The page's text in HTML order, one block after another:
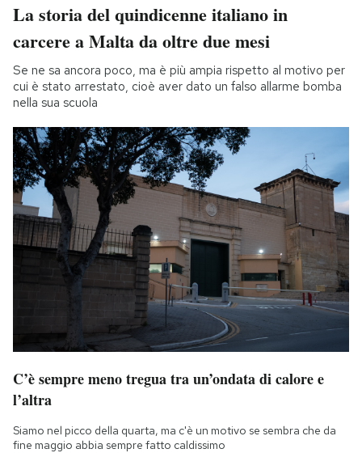
La storia del quindicenne italiano in
carcere a Malta da oltre due mesi
Se ne sa ancora poco, ma è più ampia rispetto al motivo per
cui è stato arrestato, cioè aver dato un falso allarme bomba
nella sua scuola
C’è sempre meno tregua tra un’ondata di calore e
l’altra
Siamo nel picco della quarta, ma c'è un motivo se sembra che da
fine maggio abbia sempre fatto caldissimo